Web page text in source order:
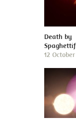
Death by
12